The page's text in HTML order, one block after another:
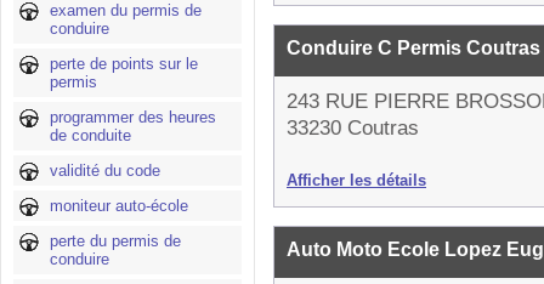
examen du permis de
conduire
perte de points sur le
permis
programmer des heures
de conduite
validité du code
moniteur auto-école
perte du permis de
conduire
Conduire C Permis Coutras
243 RUE PIERRE
33230 Coutras
Afficher les détails
Auto Moto Ecole Lopez